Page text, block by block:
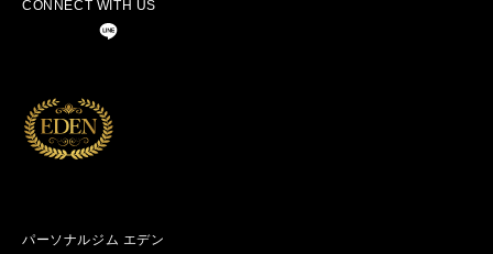
パーソナルジム エデン
CONNECT WITH US